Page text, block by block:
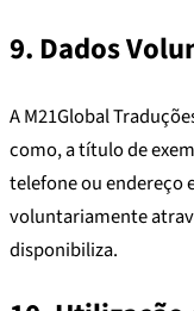
9. Dados
A M21Global
como, a título de
telefone ou endereço
voluntariamente
disponibiliza.